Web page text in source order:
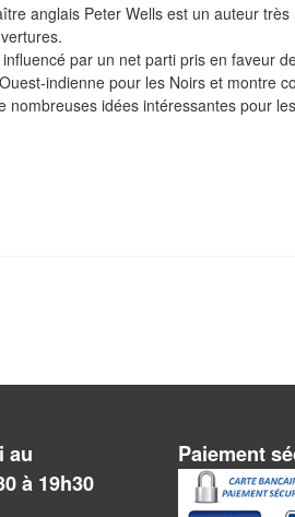
anglais Peter Wells est un auteur
par un net parti pris en faveur
indienne pour les Noirs et montre
idées intéressantes pour
au
à 19h30
Paiement